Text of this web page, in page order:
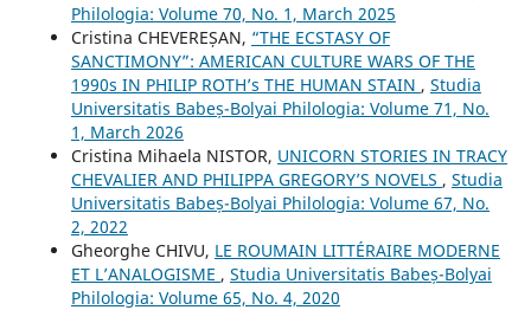
Philologia: Volume 70, No. 1, March 2025
Cristina CHEVEREȘAN, “THE ECSTASY OF
SANCTIMONY”: AMERICAN CULTURE WARS OF THE
1990s IN PHILIP ROTH’s THE HUMAN STAIN , Studia
Universitatis Babeș-Bolyai Philologia: Volume 71, No.
1, March 2026
Cristina Mihaela NISTOR, UNICORN STORIES IN TRACY
CHEVALIER AND PHILIPPA GREGORY’S NOVELS , Studia
Universitatis Babeș-Bolyai Philologia: Volume 67, No.
2, 2022
Gheorghe CHIVU, LE ROUMAIN LITTÉRAIRE MODERNE
ET L’ANALOGISME , Studia Universitatis Babeș-Bolyai
Philologia: Volume 65, No. 4, 2020